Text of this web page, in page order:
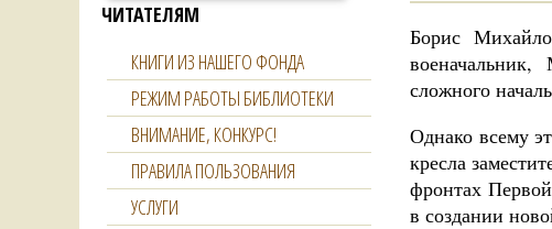
Борис
сложного
Однако всему
кресла
фронтах
в создании
ЧИТАТЕЛЯМ
КНИГИ ИЗ НАШЕГО ФОНДА
РЕЖИМ РАБОТЫ БИБЛИОТЕКИ
ВНИМАНИЕ, КОНКУРС!
ПРАВИЛА ПОЛЬЗОВАНИЯ
УСЛУГИ